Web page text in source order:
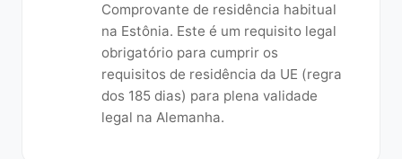
Comprovante de residência habitual
na Estônia. Este é um requisito legal
obrigatório para cumprir os
requisitos de residência da UE (regra
dos 185 dias) para plena validade
legal na Alemanha.